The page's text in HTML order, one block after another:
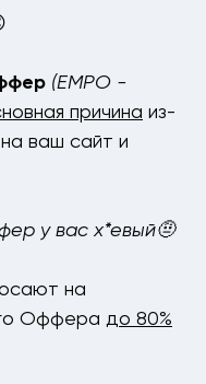
(EMPO -
причина из-
ваш сайт и
у вас х*евый🤨
на
Оффера до 80%